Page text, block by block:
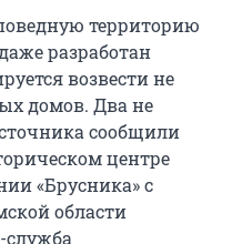
территорию
разработан
возвести не
домов. Два не
сообщили
центре
«Брусника» с
области
служба